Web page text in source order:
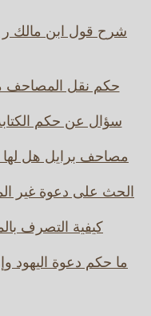
شرح قول ابن مالك ر
حكم نقل المصاحف
سؤال عن حكم
مصاحف برايل هل لها
الحث على دعوة غير
كيفية التصرف
ما حكم دعوة اليهود